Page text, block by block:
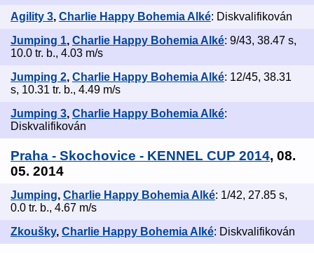
Agility 3, Charlie Happy Bohemia Alké: Diskvalifikován
Jumping 1, Charlie Happy Bohemia Alké: 9/43, 38.47 s,
10.0 tr. b., 4.03 m/s
Jumping 2, Charlie Happy Bohemia Alké: 12/45, 38.31
s, 10.31 tr. b., 4.49 m/s
Jumping 3, Charlie Happy Bohemia Alké:
Diskvalifikován
Praha - Skochovice - KENNEL CUP 2014, 08.
05. 2014
Jumping, Charlie Happy Bohemia Alké: 1/42, 27.85 s,
0.0 tr. b., 4.67 m/s
Zkoušky, Charlie Happy Bohemia Alké: Diskvalifikován